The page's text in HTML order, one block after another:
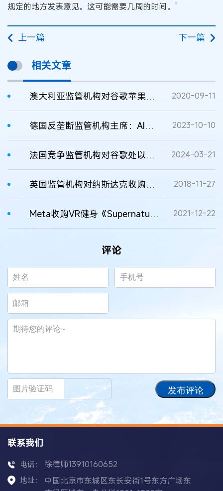
规定的地方发表意见。这可能需要几周的时间。”
上一篇 下一篇
相关文章
澳大利亚监管机构对谷歌苹果开展反垄断调查 涉及应用商店 2020-09-11
德国反垄断监管机构主席：AI技术可能会巩固互联网巨头的市场支配地位 2023-10-10
法国竞争监管机构对谷歌处以2.5亿欧元罚款 2024-03-21
英国监管机构对纳斯达克收购Cinnober进行反垄断调查 2018-11-27
Meta收购VR健身《Supernatural》团队被美国反垄断监管机构介入调查 2021-12-22
评论
发布评论
联系我们
电话： 徐律师13910160652
地址：
中国北京市东城区东长安街1号东方广场东